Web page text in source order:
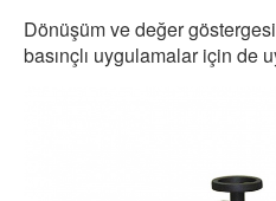
Dönüşüm ve değer
basınçlı uygulamalar için de